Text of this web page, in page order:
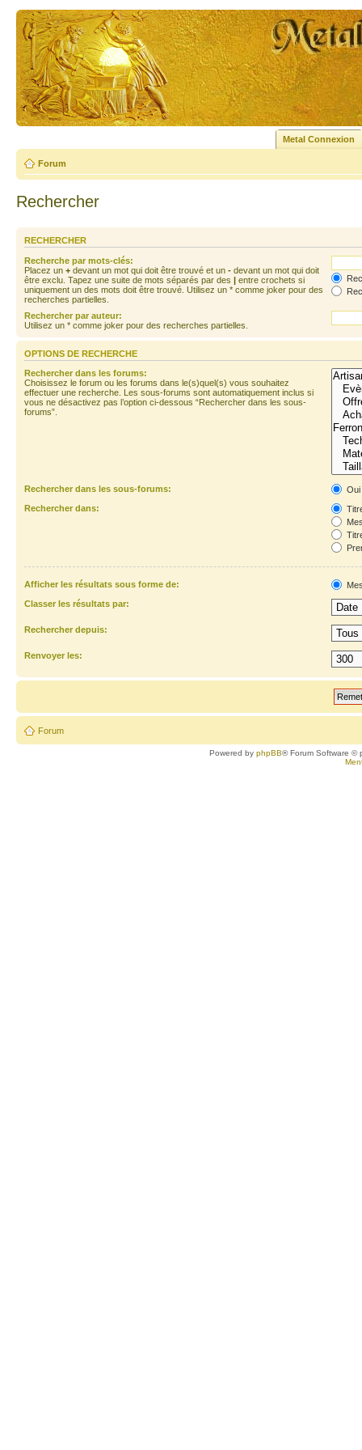
Metal Connexion
Forum
Rechercher
RECHERCHER
Recherche par mots-clés:
Placez un + devant un mot qui doit être trouvé et un - devant un mot qui doit
être exclu. Tapez une suite de mots séparés par des | entre crochets si
uniquement un des mots doit être trouvé. Utilisez un * comme joker pour des
recherches partielles.
Rechercher par auteur:
Utilisez un * comme joker pour des recherches partielles.
OPTIONS DE RECHERCHE
Rechercher dans les forums:
Choisissez le forum ou les forums dans le(s)quel(s) vous souhaitez
effectuer une recherche. Les sous-forums sont automatiquement inclus si
vous ne désactivez pas l’option ci-dessous “Rechercher dans les sous-
forums”.
Rechercher dans les sous-forums:
Oui
Rechercher dans:
Afficher les résultats sous forme de:
Classer les résultats par:
Rechercher depuis:
Renvoyer les:
Forum
Powered byphpBB® Forum Software ©